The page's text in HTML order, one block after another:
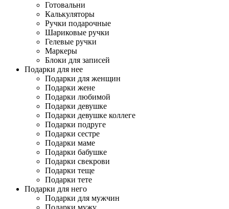
Готовальни
Калькуляторы
Ручки подарочные
Шариковые ручки
Гелевые ручки
Маркеры
Блоки для записей
Подарки для нее
Подарки для женщин
Подарки жене
Подарки любимой
Подарки девушке
Подарки девушке коллеге
Подарки подруге
Подарки сестре
Подарки маме
Подарки бабушке
Подарки свекрови
Подарки теще
Подарки тете
Подарки для него
Подарки для мужчин
Подарки мужу